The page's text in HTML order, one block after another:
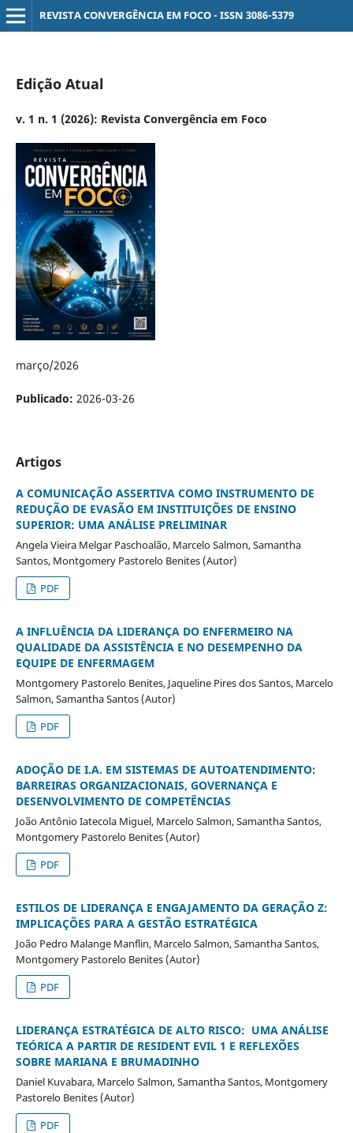
REVISTA CONVERGÊNCIA EM FOCO - ISSN 3086-5379
Edição Atual
v. 1 n. 1 (2026): Revista Convergência em Foco
março/2026
Publicado: 2026-03-26
Artigos
A COMUNICAÇÃO ASSERTIVA COMO INSTRUMENTO DE
REDUÇÃO DE EVASÃO EM INSTITUIÇÕES DE ENSINO
SUPERIOR: UMA ANÁLISE PRELIMINAR
Angela Vieira Melgar Paschoalão, Marcelo Salmon, Samantha
Santos, Montgomery Pastorelo Benites (Autor)
PDF
A INFLUÊNCIA DA LIDERANÇA DO ENFERMEIRO NA
QUALIDADE DA ASSISTÊNCIA E NO DESEMPENHO DA
EQUIPE DE ENFERMAGEM
Montgomery Pastorelo Benites, Jaqueline Pires dos Santos, Marcelo
Salmon, Samantha Santos (Autor)
PDF
ADOÇÃO DE I.A. EM SISTEMAS DE AUTOATENDIMENTO:
BARREIRAS ORGANIZACIONAIS, GOVERNANÇA E
DESENVOLVIMENTO DE COMPETÊNCIAS
João Antônio Iatecola Miguel, Marcelo Salmon, Samantha Santos,
Montgomery Pastorelo Benites (Autor)
PDF
ESTILOS DE LIDERANÇA E ENGAJAMENTO DA GERAÇÃO Z:
IMPLICAÇÕES PARA A GESTÃO ESTRATÉGICA
João Pedro Malange Manflin, Marcelo Salmon, Samantha Santos,
Montgomery Pastorelo Benites (Autor)
PDF
LIDERANÇA ESTRATÉGICA DE ALTO RISCO: UMA ANÁLISE
TEÓRICA A PARTIR DE RESIDENT EVIL 1 E REFLEXÕES
SOBRE MARIANA E BRUMADINHO
Daniel Kuvabara, Marcelo Salmon, Samantha Santos, Montgomery
Pastorelo Benites (Autor)
PDF